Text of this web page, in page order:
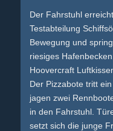
Der Fahrstuhl
Testabteilung
Bewegung und
riesiges
Hoovercraft
Der Pizzabote tritt
jagen zwei
in den Fahrstuhl.
setzt sich die junge